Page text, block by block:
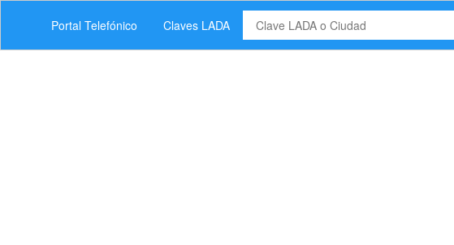
Portal Telefónico Claves LADA